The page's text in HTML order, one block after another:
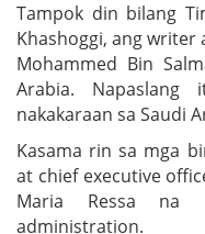
Tampok din bilang
Khashoggi, ang writer
Mohammed Bin
Arabia.
nakakaraan sa Saudi
Kasama rin sa mga
at chief executive
Maria Ressa na
administration.